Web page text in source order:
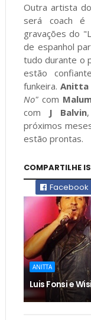
Outra artista
será coach é
gravações do
de espanhol
tudo durante o
estão
funkeira. Anitta
No"com
com J Balvin
próximos
estão prontas.
COMPARTILHE
Facebook
ANITTA
Luis Fonsi e